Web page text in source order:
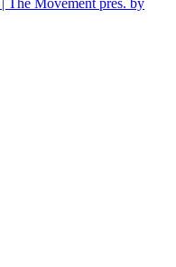
The Movement pres. by